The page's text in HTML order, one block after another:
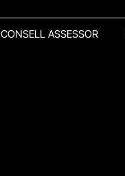
CONSELL ASSESSOR